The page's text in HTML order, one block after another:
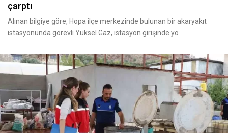
çarptı
Alınan bilgiye göre, Hopa ilçe merkezinde bulunan bir akaryakıt
istasyonunda görevli Yüksel Gaz, istasyon girişinde yo